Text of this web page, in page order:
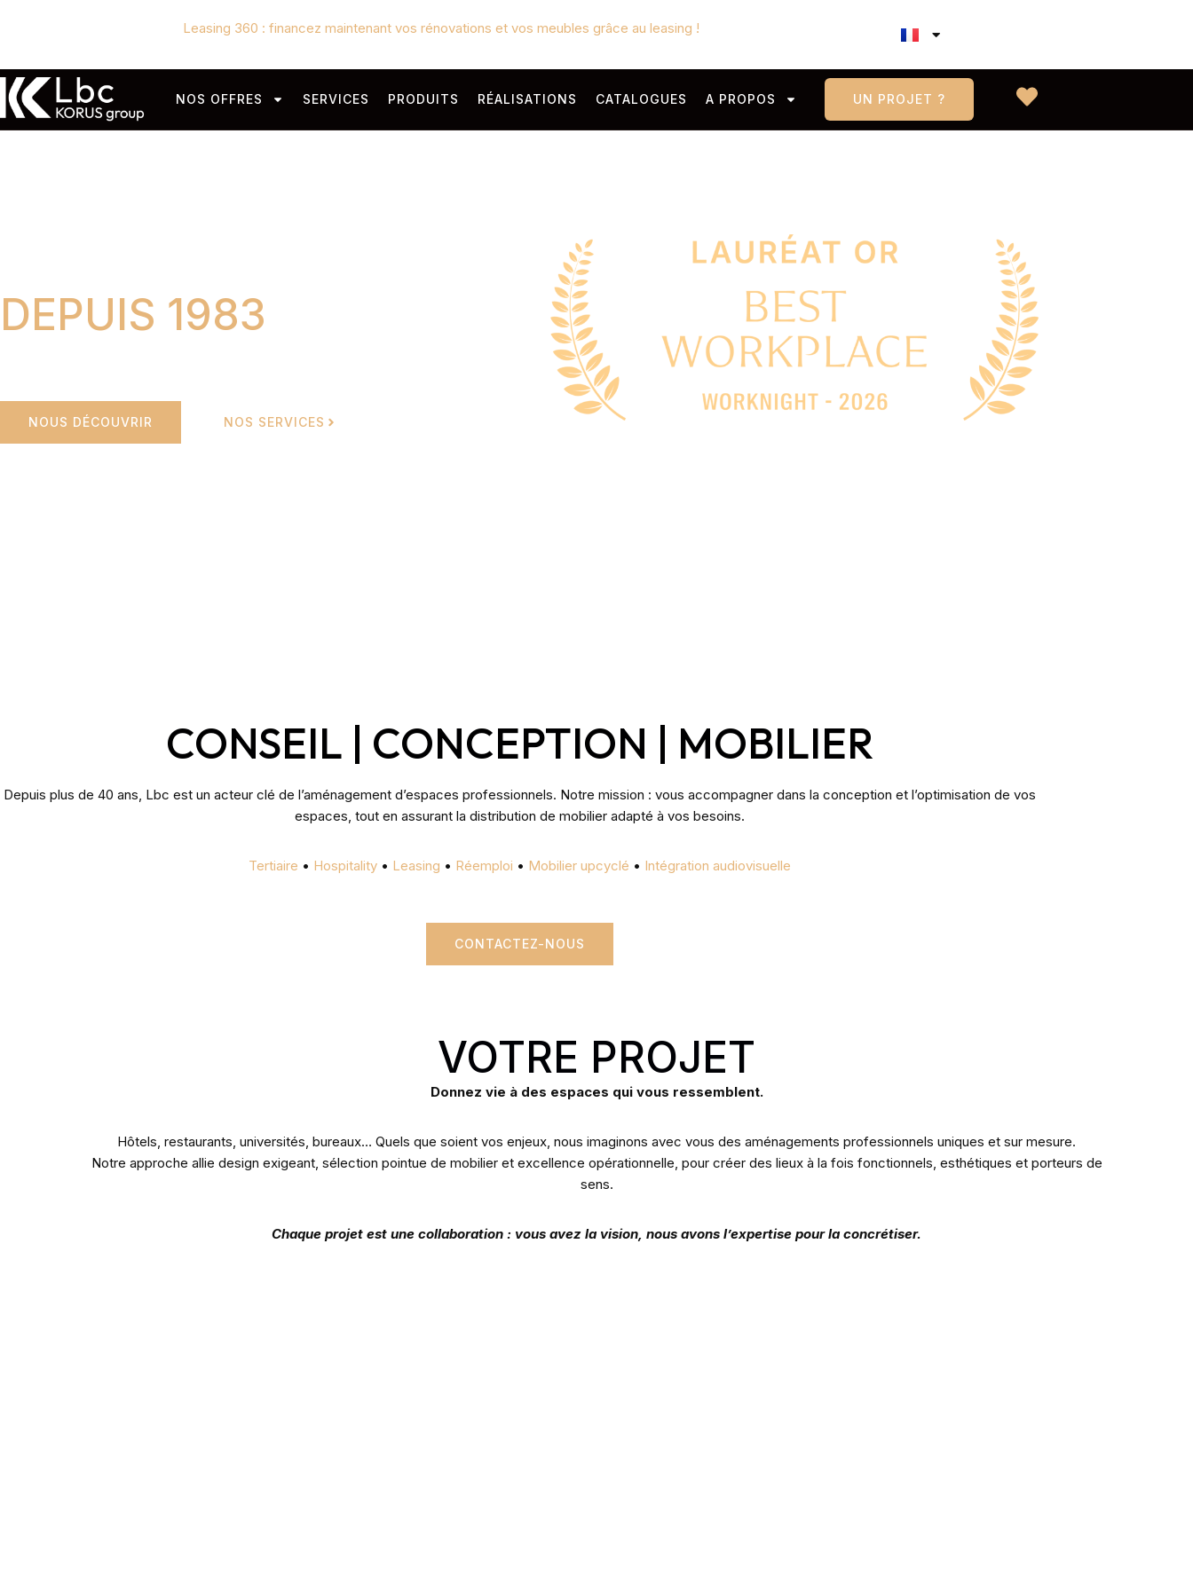
Leasing 360 : financez maintenant vos rénovations et vos meubles grâce au leasing !
NOS OFFRES SERVICES PRODUITS RÉALISATIONS CATALOGUES A PROPOS UN PROJET ?
DEPUIS 1983
NOUS DÉCOUVRIR NOS SERVICES
CONSEIL | CONCEPTION | MOBILIER
Depuis plus de 40 ans, Lbc est un acteur clé de l’aménagement d’espaces professionnels. Notre mission : vous accompagner dans la conception et l’optimisation de vos
espaces, tout en assurant la distribution de mobilier adapté à vos besoins.
Tertiaire • Hospitality • Leasing • Réemploi • Mobilier upcyclé • Intégration audiovisuelle
CONTACTEZ-NOUS
VOTRE PROJET
Donnez vie à des espaces qui vous ressemblent.
Hôtels, restaurants, universités, bureaux… Quels que soient vos enjeux, nous imaginons avec vous des aménagements professionnels uniques et sur mesure.
Notre approche allie design exigeant, sélection pointue de mobilier et excellence opérationnelle, pour créer des lieux à la fois fonctionnels, esthétiques et porteurs de
sens.
Chaque projet est une collaboration : vous avez la vision, nous avons l’expertise pour la concrétiser.